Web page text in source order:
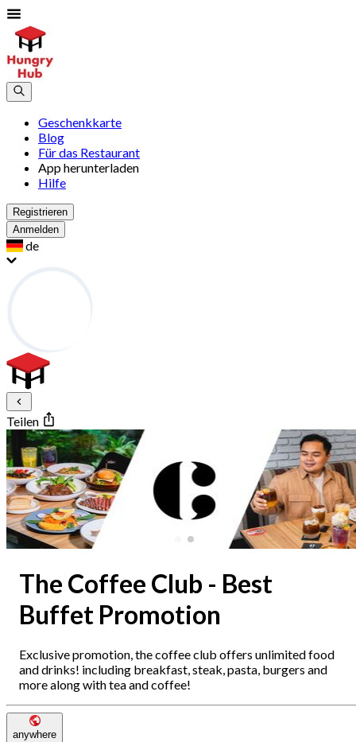
Geschenkkarte
Blog
Für das Restaurant
App herunterladen
Hilfe
Registrieren
Anmelden
de
Teilen
The Coffee Club - Best
Buffet Promotion
Exclusive promotion, the coffee club offers unlimited food
and drinks! including breakfast, steak, pasta, burgers and
more along with tea and coffee!
anywhere